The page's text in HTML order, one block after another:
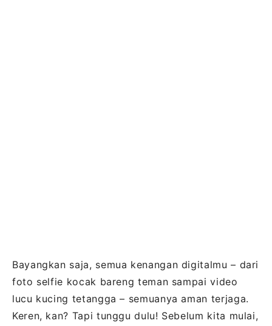
Bayangkan saja, semua kenangan digitalmu – dari
foto selfie kocak bareng teman sampai video
lucu kucing tetangga – semuanya aman terjaga.
Keren, kan? Tapi tunggu dulu! Sebelum kita mulai,